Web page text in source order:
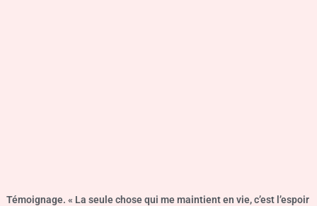
Témoignage. « La seule chose qui me maintient en vie, c’est l’espoir